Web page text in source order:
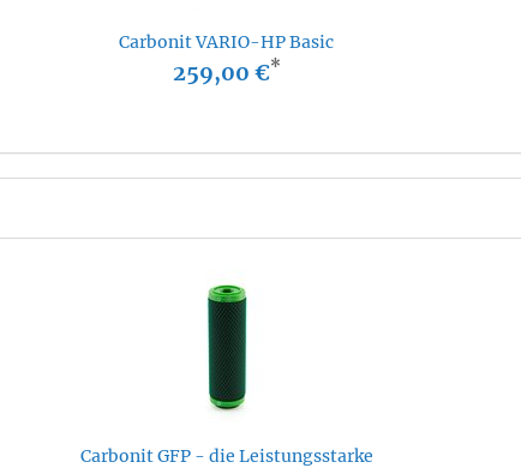
Carbonit VARIO-HP Basic
259,00 €*
Carbonit GFP - die Leistungsstarke